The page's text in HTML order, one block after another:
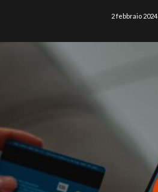
2 febbraio 2024